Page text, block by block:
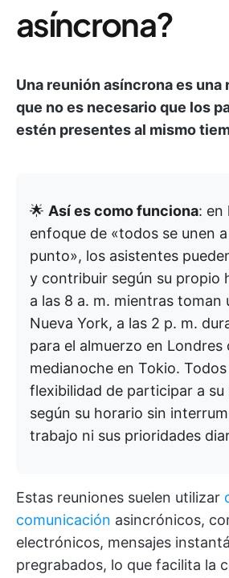
asíncrona?
Una reunión asíncrona es una
que no es necesario que los
estén presentes al mismo
🌟 Así es como funciona: en
enfoque de «todos se unen
punto», los asistentes
y contribuir según su propio
a las 8 a. m. mientras toman
Nueva York, a las 2 p. m.
para el almuerzo en Londres
medianoche en Tokio.
flexibilidad de participar a
según su horario sin
trabajo ni sus prioridades
Estas reuniones suelen utilizar
comunicación asincrónicos,
electrónicos, mensajes
pregrabados, lo que facilita la